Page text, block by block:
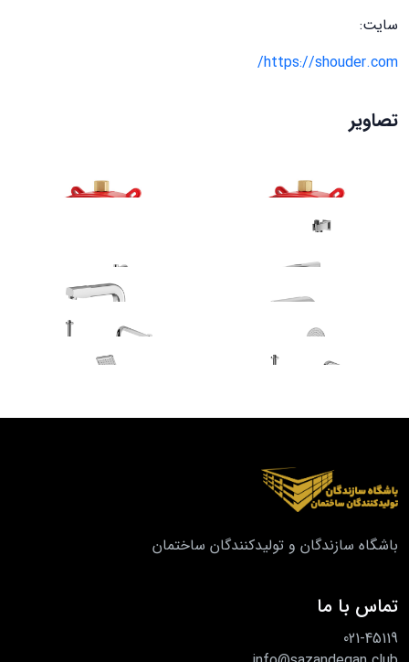
سایت:
https://shouder.com/
تصاویر
باشگاه سازندگان و تولیدکنندگان ساختمان
تماس با ما
021-45119